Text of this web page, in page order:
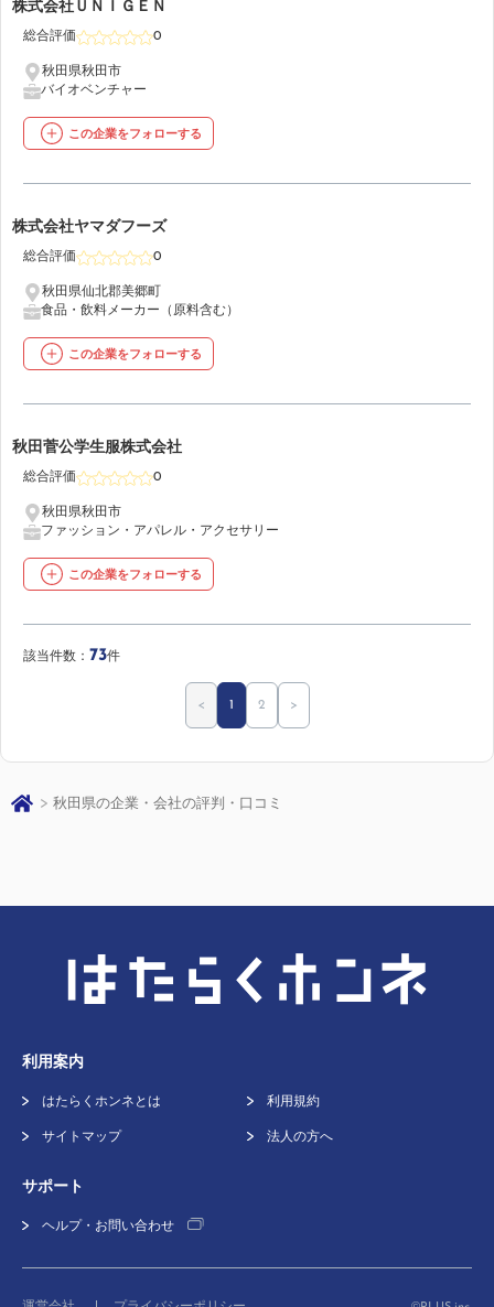
48
株式会社ＵＮＩＧＥＮ
総合評価 0
秋田県秋田市
バイオベンチャー
この企業をフォローする
49
株式会社ヤマダフーズ
総合評価 0
秋田県仙北郡美郷町
食品・飲料メーカー（原料含む）
この企業をフォローする
50
秋田菅公学生服株式会社
総合評価 0
秋田県秋田市
ファッション・アパレル・アクセサリー
この企業をフォローする
該当件数： 73件
< 1 2 >
秋田県の企業・会社の評判・口コミ
利用案内
はたらくホンネとは 利用規約
サイトマップ 法人の方へ
サポート
ヘルプ・お問い合わせ